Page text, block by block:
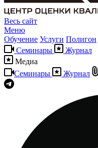
Весь сайт
Меню
Обучение Услуги Полигон
Семинары
Журнал
Медиа
Семинары
Журнал